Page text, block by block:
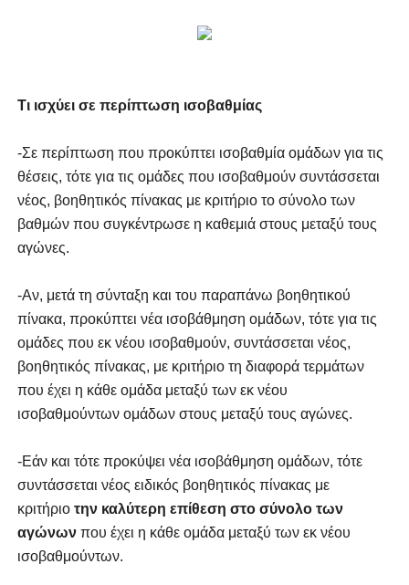
Τι ισχύει σε περίπτωση ισοβαθμίας
-Σε περίπτωση που προκύπτει ισοβαθμία ομάδων για τις
θέσεις, τότε για τις ομάδες που ισοβαθμούν συντάσσεται
νέος, βοηθητικός πίνακας με κριτήριο το σύνολο των
βαθμών που συγκέντρωσε η καθεμιά στους μεταξύ τους
αγώνες.
-Αν, μετά τη σύνταξη και του παραπάνω βοηθητικού
πίνακα, προκύπτει νέα ισοβάθμηση ομάδων, τότε για τις
ομάδες που εκ νέου ισοβαθμούν, συντάσσεται νέος,
βοηθητικός πίνακας, με κριτήριο τη διαφορά τερμάτων
που έχει η κάθε ομάδα μεταξύ των εκ νέου
ισοβαθμούντων ομάδων στους μεταξύ τους αγώνες.
-Εάν και τότε προκύψει νέα ισοβάθμηση ομάδων, τότε
συντάσσεται νέος ειδικός βοηθητικός πίνακας με
κριτήριο την καλύτερη επίθεση στο σύνολο των
αγώνωνπου έχει η κάθε ομάδα μεταξύ των εκ νέου
ισοβαθμούντων.